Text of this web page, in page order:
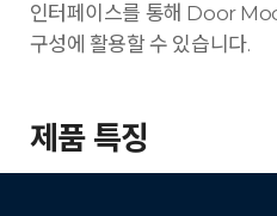
인터페이스를 통해 Door
구성에 활용할 수 있습니다.
제품 특징